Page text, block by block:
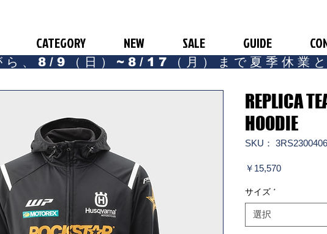
CATEGORY NEW SALE GUIDE
ら、8/9（日）~8/17（月）まで夏季休業と
REPLICA
HOODIE
SKU：
￥15,570価
サイズ *
選択